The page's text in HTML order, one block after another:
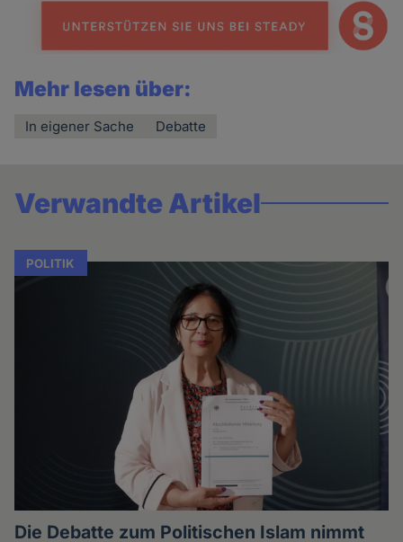
Mehr lesen über:
In eigener Sache Debatte
Verwandte Artikel
POLITIK
Die Debatte zum Politischen Islam nimmt